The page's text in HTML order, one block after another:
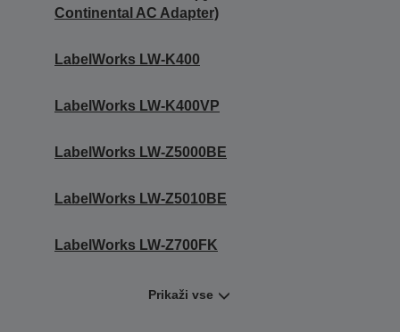
Continental AC Adapter)
LabelWorks LW-K400
LabelWorks LW-K400VP
LabelWorks LW-Z5000BE
LabelWorks LW-Z5010BE
LabelWorks LW-Z700FK
Prikaži vse